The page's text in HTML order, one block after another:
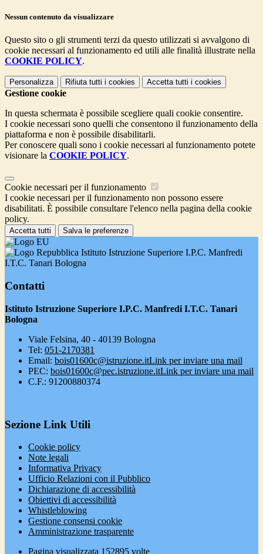
Nessun contenuto da visualizzare
Questo sito o gli strumenti terzi da questo utilizzati si avvalgono di
cookie necessari al funzionamento ed utili alle finalità illustrate nella
COOKIE POLICY.
Personalizza Rifiuta tutti i cookies Accetta tutti i cookies
Gestione cookie
In questa schermata è possibile scegliere quali cookie consentire.
I cookie necessari sono quelli che consentono il funzionamento della
piattaforma e non è possibile disabilitarli.
Per conoscere quali sono i cookie necessari al funzionamento potete
visionare la COOKIE POLICY.
Cookie necessari per il funzionamento
I cookie necessari per il funzionamento non possono essere
disabilitati. È possibile consultare l'elenco nella pagina della cookie
policy.
Accetta tutti Salva le preferenze
Istituto Istruzione Superiore I.P.C. Manfredi
I.T.C. Tanari Bologna
Contatti
Istituto Istruzione Superiore I.P.C. Manfredi I.T.C. Tanari
Bologna
Viale Felsina, 40 - 40139 Bologna
Tel: 051-2170381
Email: bois01600c@istruzione.itLink per inviare una mail
PEC: bois01600c@pec.istruzione.itLink per inviare una mail
C.F.: 91200880374
Sezione Link Utili
Cookie policy
Note legali
Informativa Privacy
Ufficio Relazioni con il Pubblico
Dichiarazione di accessibilità
Obiettivi di accessibilità
Whistleblowing
Gestione consensi cookie
Amministrazione trasparente
Pagina visualizzata 152895 volte